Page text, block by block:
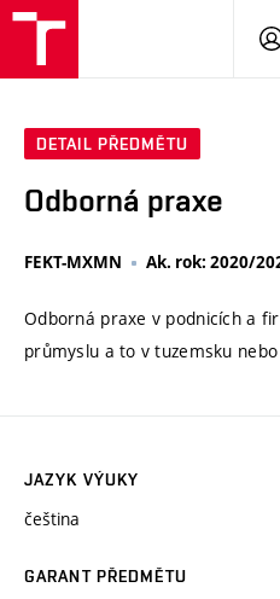
DETAIL PŘEDMĚTU
Odborná praxe
FEKT-MXMN Ak. rok: 2020/
Odborná praxe v podnicích a
průmyslu a to v tuzemsku
JAZYK VÝUKY
čeština
GARANT PŘEDMĚTU